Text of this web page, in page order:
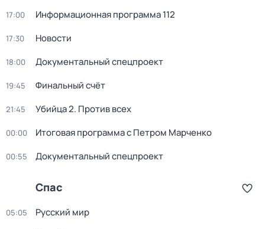
17:00 Информационная программа 112
17:30 Новости
18:00 Документальный спецпроект
19:45 Финальный счёт
21:45 Убийца 2. Против всех
00:00 Итогoвая программа с Петрoм Марченко
00:55 Документальный спецпроект
Спас
05:05 Русский мир